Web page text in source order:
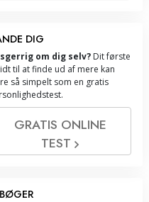
DIG
om dig selv? Dit første
til at finde ud af mere kan
så simpelt som en gratis
GRATIS ONLINE
TEST